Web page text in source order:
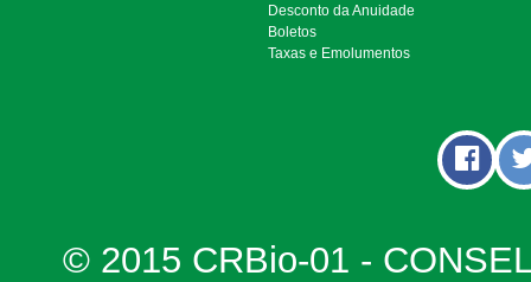
Desconto da Anuidade
Boletos
Taxas e Emolumentos
© 2015 CRBio-01 -